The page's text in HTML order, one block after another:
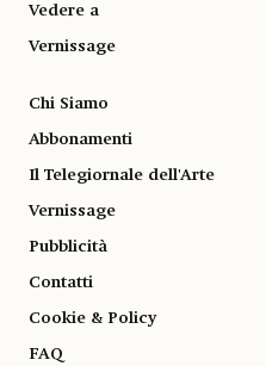
Vedere a
Vernissage
Chi Siamo
Abbonamenti
Il Telegiornale dell'Arte
Vernissage
Pubblicità
Contatti
Cookie & Policy
FAQ